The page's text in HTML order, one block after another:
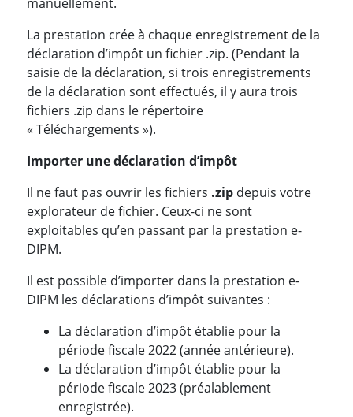
La prestation crée à chaque enregistrement de la
déclaration d’impôt un fichier .zip. (Pendant la
saisie de la déclaration, si trois enregistrements
de la déclaration sont effectués, il y aura trois
fichiers .zip dans le répertoire
« Téléchargements »).
Importer une déclaration d’impôt
Il ne faut pas ouvrir les fichiers .zip depuis votre
explorateur de fichier. Ceux-ci ne sont
exploitables qu’en passant par la prestation e-
DIPM.
Il est possible d’importer dans la prestation e-
DIPM les déclarations d’impôt suivantes :
La déclaration d’impôt établie pour la
période fiscale 2022 (année antérieure).
La déclaration d’impôt établie pour la
période fiscale 2023 (préalablement
enregistrée).